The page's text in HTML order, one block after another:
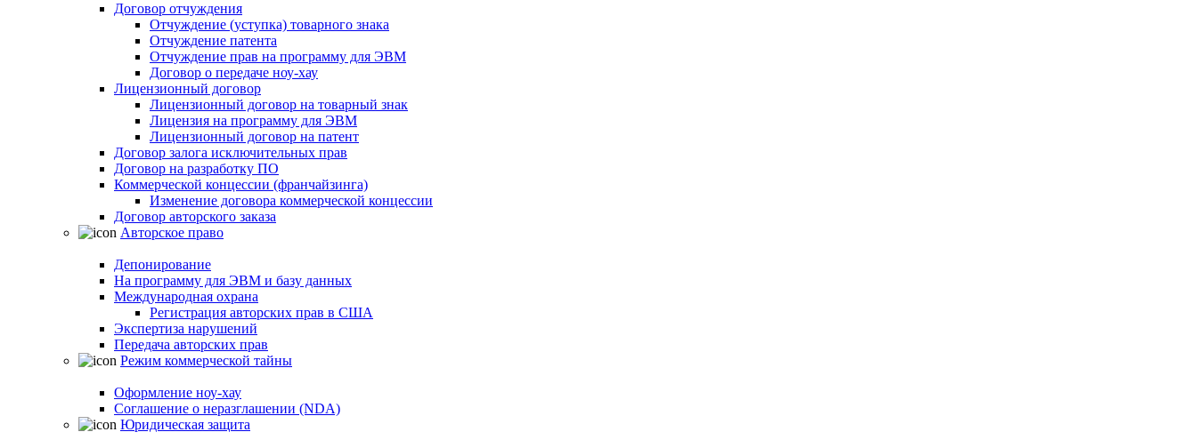
Договор отчуждения
Отчуждение (уступка) товарного знака
Отчуждение патента
Отчуждение прав на программу для ЭВМ
Договор о передаче ноу-хау
Лицензионный договор
Лицензионный договор на товарный знак
Лицензия на программу для ЭВМ
Лицензионный договор на патент
Договор залога исключительных прав
Договор на разработку ПО
Коммерческой концессии (франчайзинга)
Изменение договора коммерческой концессии
Договор авторского заказа
Авторское право
Депонирование
На программу для ЭВМ и базу данных
Международная охрана
Регистрация авторских прав в США
Экспертиза нарушений
Передача авторских прав
Режим коммерческой тайны
Оформление ноу-хау
Соглашение о неразглашении (NDA)
Юридическая защита